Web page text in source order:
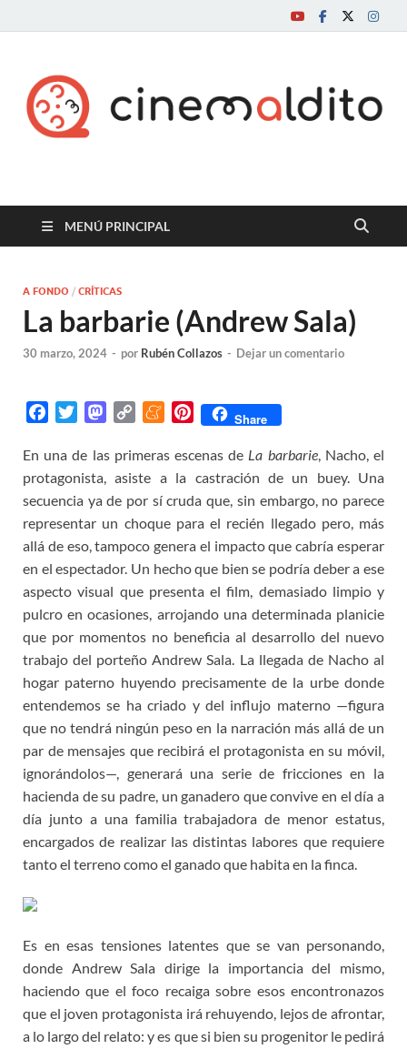
Cine maldito
MENÚ PRINCIPAL
A FONDO / CRÍTICAS
La barbarie (Andrew Sala)
30 marzo, 2024 - por Rubén Collazos - Dejar un comentario
c
e
b
o
o
k
i
t
t
e
r
M
s
o
d
o
n
p
y
L
i
n
k
M
n
e
a
m
e
P
n
t
e
r
e
s
t
Share
En una de las primeras escenas de La barbarie, Nacho, el
protagonista, asiste a la castración de un buey. Una
secuencia ya de por sí cruda que, sin embargo, no parece
representar un choque para el recién llegado pero, más
allá de eso, tampoco genera el impacto que cabría esperar
en el espectador. Un hecho que bien se podría deber a ese
aspecto visual que presenta el film, demasiado limpio y
pulcro en ocasiones, arrojando una determinada planicie
que por momentos no beneficia al desarrollo del nuevo
trabajo del porteño Andrew Sala. La llegada de Nacho al
hogar paterno huyendo precisamente de la urbe donde
entendemos se ha criado y del influjo materno —figura
que no tendrá ningún peso en la narración más allá de un
par de mensajes que recibirá el protagonista en su móvil,
ignorándolos—, generará una serie de fricciones en la
hacienda de su padre, un ganadero que convive en el día a
día junto a una familia trabajadora de menor estatus,
encargados de realizar las distintas labores que requiere
tanto el terreno como el ganado que habita en la finca.
Es en esas tensiones latentes que se van personando,
donde Andrew Sala dirige la importancia del mismo,
haciendo que el foco recaiga sobre esos encontronazos
que el joven protagonista irá rehuyendo, lejos de afrontar,
a lo largo del relato: y es que si bien su progenitor le pedirá